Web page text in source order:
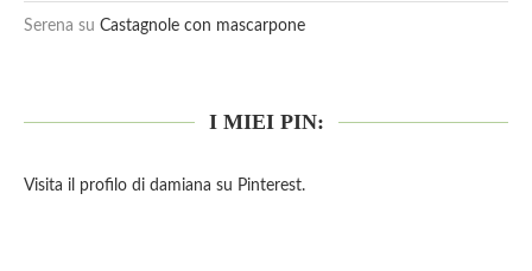
Serena su Castagnole con mascarpone
I MIEI PIN:
Visita il profilo di damiana su Pinterest.